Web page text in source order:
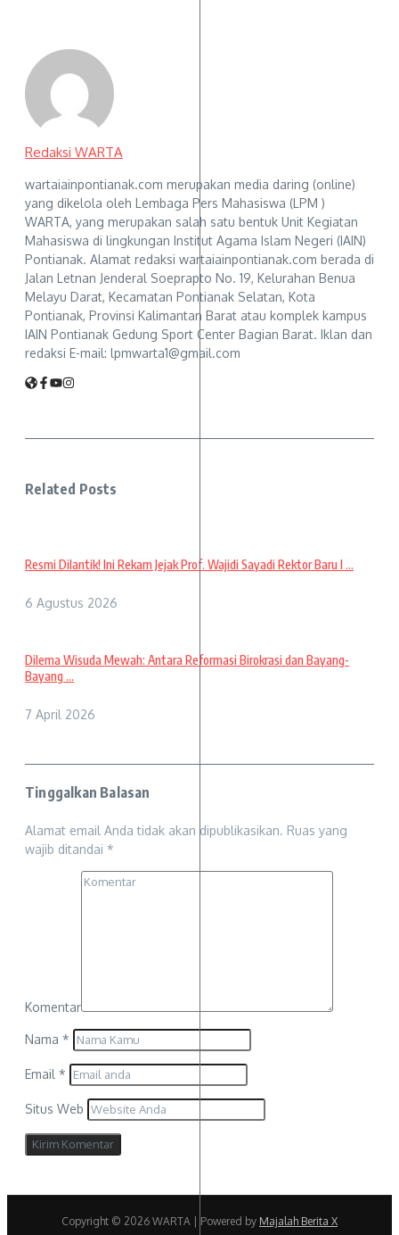
Redaksi WARTA
wartaiainpontianak.com merupakan media daring (online)
yang dikelola oleh Lembaga Pers Mahasiswa (LPM )
WARTA, yang merupakan salah satu bentuk Unit Kegiatan
Mahasiswa di lingkungan Institut Agama Islam Negeri (IAIN)
Pontianak. Alamat redaksi wartaiainpontianak.com berada di
Jalan Letnan Jenderal Soeprapto No. 19, Kelurahan Benua
Melayu Darat, Kecamatan Pontianak Selatan, Kota
Pontianak, Provinsi Kalimantan Barat atau komplek kampus
IAIN Pontianak Gedung Sport Center Bagian Barat. Iklan dan
redaksi E-mail: lpmwarta1@gmail.com
Related Posts
Resmi Dilantik! Ini Rekam Jejak Prof. Wajidi Sayadi Rektor Baru I ...
6 Agustus 2026
Dilema Wisuda Mewah: Antara Reformasi Birokrasi dan Bayang-
Bayang ...
7 April 2026
Tinggalkan Balasan
Alamat email Anda tidak akan dipublikasikan. Ruas yang
wajib ditandai *
Komentar
Nama *
Email *
Situs Web
Copyright © 2026 WARTA | Powered by Majalah Berita X